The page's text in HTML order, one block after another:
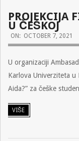
PROJEKCIJA
U ČEŠKOJ
2021-
07
ON: OCTOBER 7, 2021
U organizaciji
Karlova Univerziteta u
Aida?” za češke
VIŠE